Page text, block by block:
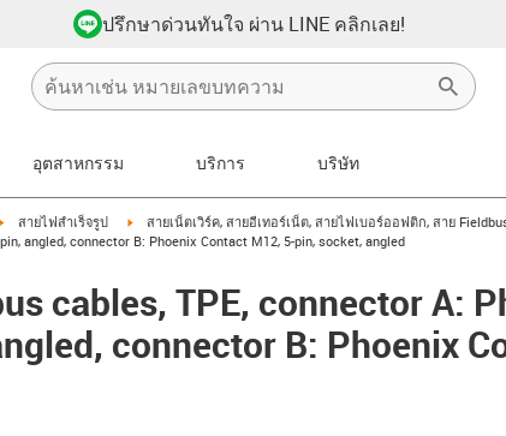
ปรึกษาด่วนทันใจ ผ่าน LINE คลิกเลย!
อุตสาหกรรม บริการ บริษัท
igus-icon-arrow-right
สายไฟสำเร็จรูป igus-icon-arrow-right
สายเน็ตเวิร์ค, สายอีเทอร์เน็ต, สายไฟเบอร์ออฟติก, สาย
angled, connector B: Phoenix Contact M12, 5-pin, socket, angled
cables, TPE, connector A:
connector B: Phoenix